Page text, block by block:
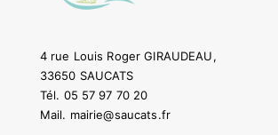
4 rue Louis Roger GIRAUDEAU,
33650 SAUCATS
Tél. 05 57 97 70 20
Mail. mairie@saucats.fr